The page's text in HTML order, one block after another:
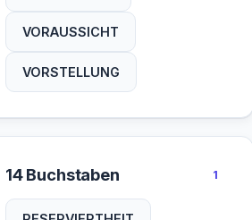
VORAUSSICHT
VORSTELLUNG
14 Buchstaben 1